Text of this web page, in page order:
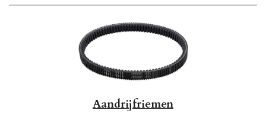
Aandrijfriemen